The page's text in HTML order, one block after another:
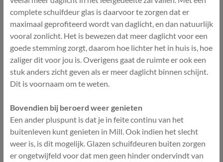
complete schuifdeur glas is daarvoor te zorgen dat er
maximaal geprofiteerd wordt van daglicht, en dan natuurlijk
vooral zonlicht. Het is bewezen dat meer daglicht voor een
goede stemming zorgt, daarom hoe lichter het in huis is, hoe
zaliger dit voor jou is. Overigens gaat de ruimte er ook een
stuk anders zicht geven als er meer daglicht binnen schijnt.
Dit is voornaam om te weten.
Bovendien bij beroerd weer genieten
Een ander pluspunt is dat je in feite continu van het
buitenleven kunt genieten in Mill. Ook indien het slecht
weer is, is dit mogelijk. Glazen schuifdeuren buiten zorgen
er ongetwijfeld voor dat men geen hinder ondervindt van